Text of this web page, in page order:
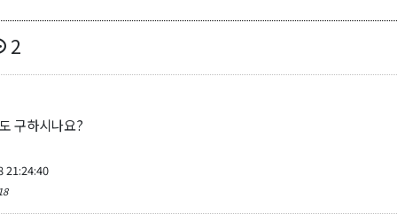
2
구하시나요?
21:24:40